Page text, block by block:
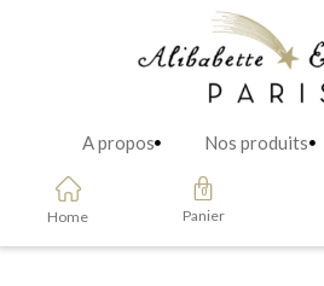
A propos Nos produits
Home Panier